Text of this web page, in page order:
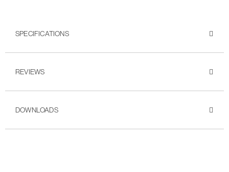
SPECIFICATIONS
REVIEWS
DOWNLOADS